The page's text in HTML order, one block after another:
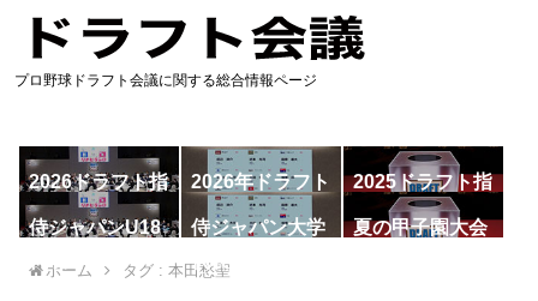
プロ野球ドラフト会議に関する総合情報ページ
2026ドラフト指
名予想
2026年ドラフト
候補
2025ドラフト指
名一覧
侍ジャパンU18
代表
侍ジャパン大学
代表
夏の甲子園大会
ホーム タグ : 本田愁聖